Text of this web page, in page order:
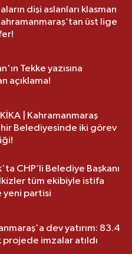
dişi aslanları klasman
üst lige
Tekke yazısına
açıklama!
| Kahramanmaraş
Belediyesinde iki görev
CHP’li Belediye Başkanı
tüm ekibiyle istifa
yeni partisi
dev yatırım: 83.4
projede imzalar atıldı